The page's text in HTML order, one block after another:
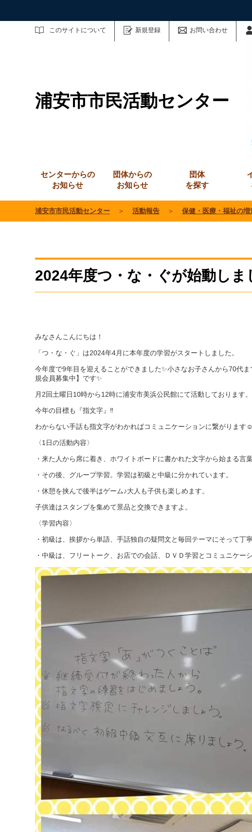
このサイトについて 新規登録 お問い合わせ
サイト内検索
浦安市市民活動センター
センターからの
お知らせ
団体からの
お知らせ
団体
を探す
浦安市市民活動センター ＞ 活動報告 ＞ 保健・医療・福祉の増
2024年度つ・な・ぐが始動しま
みなさんこんにちは！
「つ・な・ぐ」は2024年4月に本年度の学習がスタートしました。
今年度で9年目を迎えることができました✨小さなお子さんから70代
規会員募集中】です✨
月2回土曜日10時から12時に浦安市美浜公民館にて活動しております。
今年の目標も『指文字』‼
わからない手話も指文字がわかればコミュニケーションに繋がりま
〈1日の活動内容〉
・来た人から席に着き、ホワイトボードに書かれた文字から始まる言
・その後、グループ学習。学習は初級と中級に分かれています。
・休憩を挟んで後半はゲーム♪大人も子供も楽しめます。
子供達はスタンプを集めて景品と交換できますよ。
〈学習内容〉
・初級は、挨拶から単語、手話独自の疑問文と毎回テーマにそって丁
・中級は、フリートーク、お店での会話、ＤＶＤ学習とコミュニケー